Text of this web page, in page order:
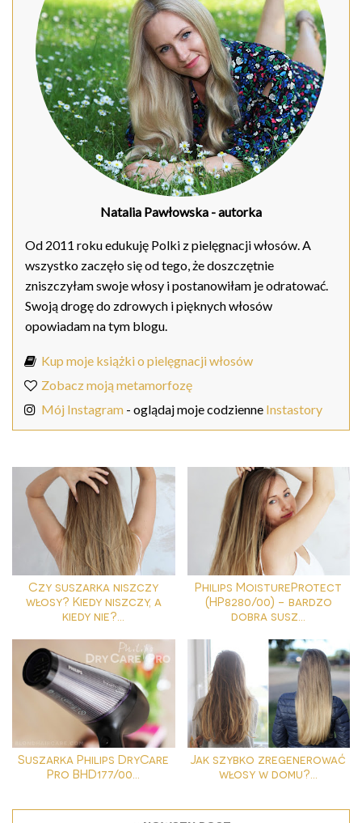
Natalia Pawłowska - autorka
Od 2011 roku edukuję Polki z pielęgnacji włosów. A
wszystko zaczęło się od tego, że doszczętnie
zniszczyłam swoje włosy i postanowiłam je odratować.
Swoją drogę do zdrowych i pięknych włosów
opowiadam na tym blogu.
Kup moje książki o pielęgnacji włosów
Zobacz moją metamorfozę
Mój Instagram - oglądaj moje codzienne Instastory
Czy suszarka niszczy
włosy? Kiedy niszczy, a
kiedy nie?...
Philips MoistureProtect
(HP8280/00) - bardzo
dobra susz...
Suszarka Philips DryCare
Pro BHD177/00...
Jak szybko zregenerować
włosy w domu?...